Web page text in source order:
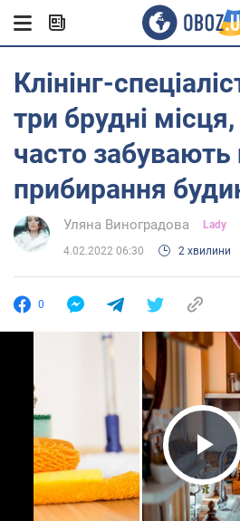
Клінінг-
три брудні місця,
часто забувають
прибирання
Уляна Виноградова Lady
4.02.2022 06:30 2 хвилини
0